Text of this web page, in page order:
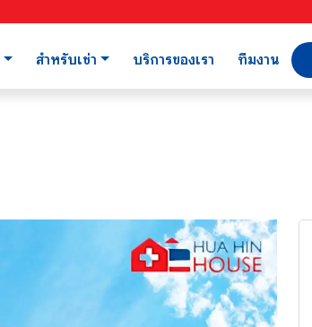
สำหรับเช่า บริการของเรา ทีมงาน